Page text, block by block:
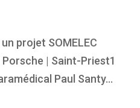
projet SOMELEC
Porsche | Saint-Priest1
Paul Santy...